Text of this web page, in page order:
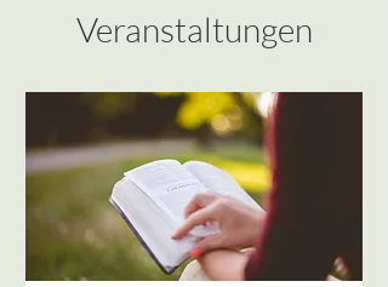
Veranstaltungen